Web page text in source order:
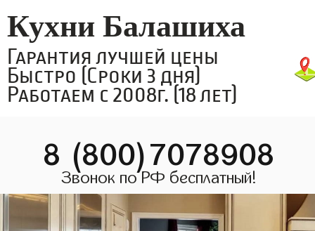
Кухни Балашиха
Гарантия лучшей цены
Быстро (Сроки 3 дня)
Работаем с 2008г. (18 лет)
8 (800)7078908
Звонок по РФ бесплатный!